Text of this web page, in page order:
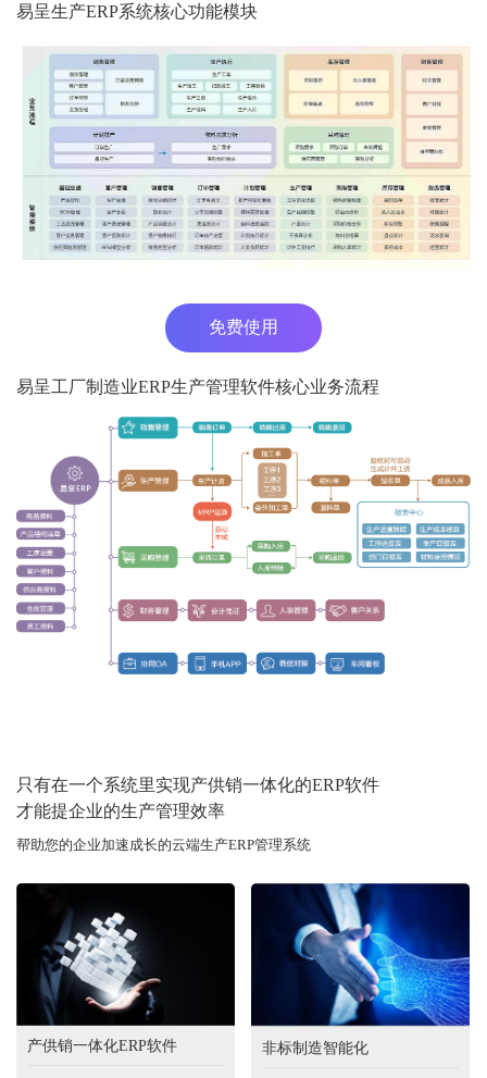
易呈生产ERP系统核心功能模块
免费使用
易呈工厂制造业ERP生产管理软件核心业务流程
只有在一个系统里实现产供销一体化的ERP软件
才能提企业的生产管理效率
帮助您的企业加速成长的云端生产ERP管理系统
产供销一体化ERP软件 非标制造智能化